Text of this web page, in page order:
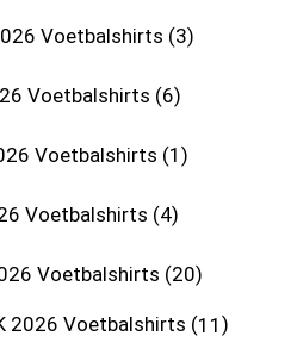
Voetbalshirts 3
Voetbalshirts 6
Voetbalshirts 1
Voetbalshirts 4
Voetbalshirts 20
2026 Voetbalshirts 11